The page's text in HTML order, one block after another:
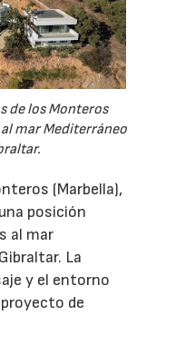
de los Monteros
mar Mediterráneo
(Marbella),
posición
al mar
La
y el entorno
de